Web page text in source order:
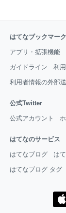
はてなブックマーク
アプリ・拡張機能
ガイドライン 利
利用者情報の外部
公式Twitter
公式アカウント
はてなのサービス
はてなブログ は
はてなブログ タグ